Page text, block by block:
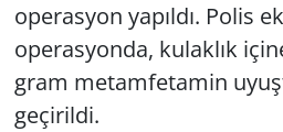
operasyon yapıldı. Polis
operasyonda, kulaklık
gram metamfetamin
geçirildi.